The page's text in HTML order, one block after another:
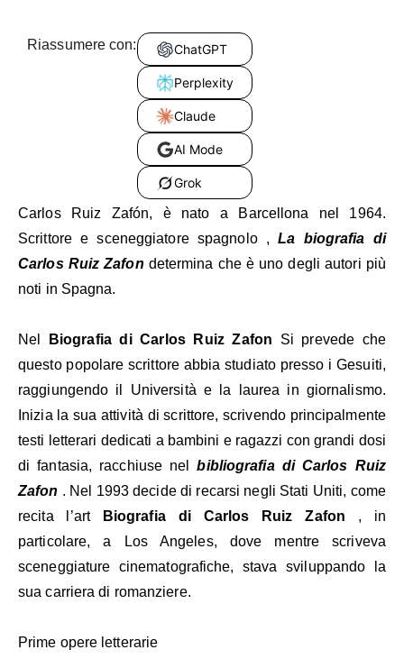
Riassumere con: ChatGPT
Perplexity
Claude
AI Mode
Grok
Carlos Ruiz Zafón, è nato a Barcellona nel 1964.
Scrittore e sceneggiatore spagnolo ,La biografia di
Carlos Ruiz Zafon determina che è uno degli autori più
noti in Spagna.
Nel Biografia di Carlos Ruiz Zafon Si prevede che
questo popolare scrittore abbia studiato presso i Gesuiti,
raggiungendo il Università e la laurea in giornalismo.
Inizia la sua attività di scrittore, scrivendo principalmente
testi letterari dedicati a bambini e ragazzi con grandi dosi
di fantasia, racchiuse nelbibliografia di Carlos Ruiz
Zafon . Nel 1993 decide di recarsi negli Stati Uniti, come
recita l’art
Biografia di Carlos Ruiz Zafon , in
particolare, a Los Angeles, dove mentre scriveva
sceneggiature cinematografiche, stava sviluppando la
sua carriera di romanziere.
Prime opere letterarie